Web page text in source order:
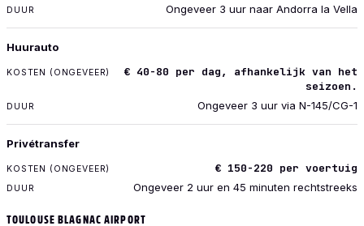
Ongeveer 3 uur naar Andorra la Vella
Huurauto
€ 40-80 per dag, afhankelijk van het
seizoen.
Ongeveer 3 uur via N-145/CG-1
Privétransfer
€ 150-220 per voertuig
Ongeveer 2 uur en 45 minuten rechtstreeks
TOULOUSE BLAGNAC AIRPORT